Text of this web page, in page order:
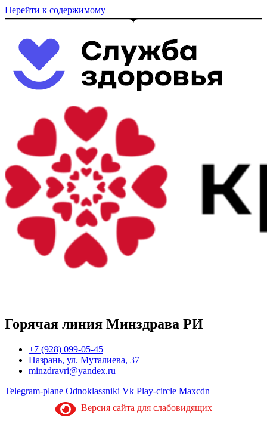
Перейти к содержимому
Горячая линия Минздрава РИ
+7 (928) 099-05-45
Назрань, ул. Муталиева, 37
minzdravri@yandex.ru
Telegram-plane Odnoklassniki Vk Play-circle Maxcdn
Версия сайта для слабовидящих